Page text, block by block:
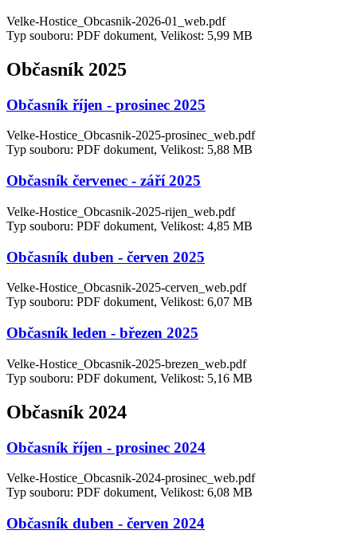
Velke-Hostice_Obcasnik-2026-01_web.pdf
Typ souboru: PDF dokument, Velikost: 5,99 MB
Občasník 2025
Občasník říjen - prosinec 2025
Velke-Hostice_Obcasnik-2025-prosinec_web.pdf
Typ souboru: PDF dokument, Velikost: 5,88 MB
Občasník červenec - září 2025
Velke-Hostice_Obcasnik-2025-rijen_web.pdf
Typ souboru: PDF dokument, Velikost: 4,85 MB
Občasník duben - červen 2025
Velke-Hostice_Obcasnik-2025-cerven_web.pdf
Typ souboru: PDF dokument, Velikost: 6,07 MB
Občasník leden - březen 2025
Velke-Hostice_Obcasnik-2025-brezen_web.pdf
Typ souboru: PDF dokument, Velikost: 5,16 MB
Občasník 2024
Občasník říjen - prosinec 2024
Velke-Hostice_Obcasnik-2024-prosinec_web.pdf
Typ souboru: PDF dokument, Velikost: 6,08 MB
Občasník duben - červen 2024